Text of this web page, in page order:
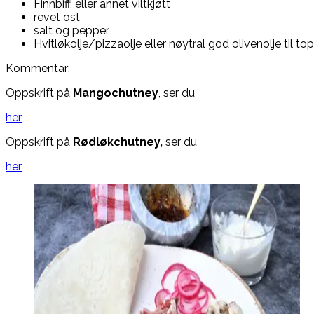
Finnbiff, eller annet viltkjøtt
revet ost
salt og pepper
Hvitløkolje/pizzaolje eller nøytral god olivenolje til
Kommentar:
Oppskrift på Mangochutney, ser du
her
Oppskrift på Rødløkchutney, ser du
her